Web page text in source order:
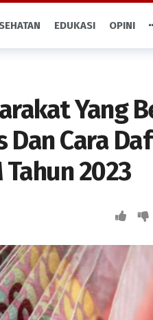
EDUKASI OPINI
Yang
Dan Cara
2023